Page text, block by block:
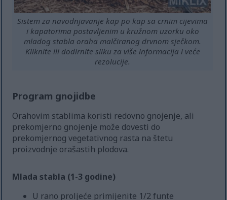
Sistem za navodnjavanje kap po kap sa crnim cijevima
i kapatorima postavljenim u kružnom uzorku oko
mladog stabla oraha malčiranog drvnom sječkom.
Kliknite ili dodirnite sliku za više informacija i veće
rezolucije.
Program gnojidbe
Orahovim stablima koristi redovno gnojenje, ali
prekomjerno gnojenje može dovesti do
prekomjernog vegetativnog rasta na štetu
proizvodnje orašastih plodova.
Mlada stabla (1-3 godine)
U rano proljeće primijenite 1/2 funte